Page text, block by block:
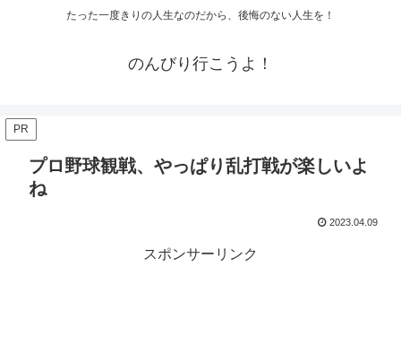
たった一度きりの人生なのだから、後悔のない人生を！
のんびり行こうよ！
PR
プロ野球観戦、やっぱり乱打戦が楽しいよ
ね
2023.04.09
スポンサーリンク